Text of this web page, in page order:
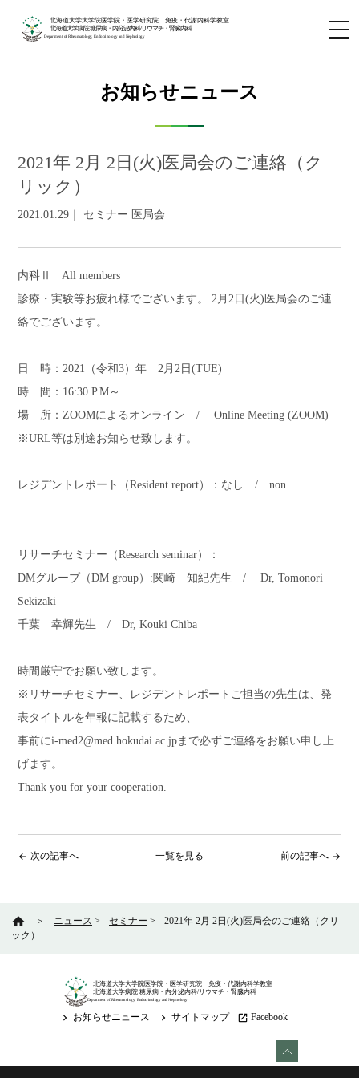
北海道大学大学院医学院・医学研究院 免疫・代謝内科学教室
北海道大学病院 糖尿病・内分泌内科/リウマチ・腎臓内科
Department of Rheumatology, Endocrinology and Nephrology
お知らせニュース
2021年 2月 2日(火)医局会のご連絡（ク
リック）
2021.01.29｜ セミナー 医局会
内科Ⅱ All members
診療・実験等お疲れ様でございます。 2月2日(火)医局会のご連
絡でございます。
日 時：2021（令和3）年 2月2日(TUE)
時 間：16:30 P.M～
場 所：ZOOMによるオンライン / Online Meeting (ZOOM)
※URL等は別途お知らせ致します。
レジデントレポート（Resident report）：なし / non
リサーチセミナー（Research seminar）：
DMグループ（DM group） :関崎 知紀先生 / Dr, Tomonori
Sekizaki
千葉 幸輝先生 / Dr, Kouki Chiba
時間厳守でお願い致します。
※リサーチセミナー、レジデントレポートご担当の先生は、発
表タイトルを年報に記載するため、
事前にi-med2@med.hokudai.ac.jpまで必ずご連絡をお願い申し上
げます。
Thank you for your cooperation.
arrow_back 次の記事へ 一覧を見る arrow_forward
前の記事へ
home ＞ ニュース > セミナー >
2021年 2月 2日(火)医局会のご連絡（クリ
ック）
北海道大学大学院医学院・医学研究院 免疫・代謝内科学教室
北海道大学病院 糖尿病・内分泌内科/リウマチ・腎臓内科
Department of Rheumatology, Endocrinology and Nephrology
keyboard_arrow_right お知らせニュース keyboard_arrow_right サイトマップ launch Facebook